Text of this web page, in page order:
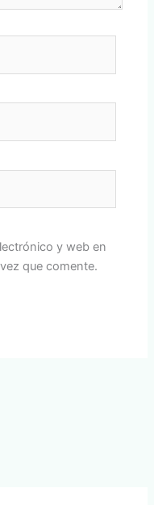
y web en
que comente.